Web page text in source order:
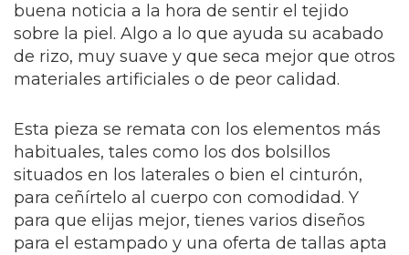
buena noticia a la hora de sentir el tejido
sobre la piel. Algo a lo que ayuda su acabado
de rizo, muy suave y que seca mejor que otros
materiales artificiales o de peor calidad.
Esta pieza se remata con los elementos más
habituales, tales como los dos bolsillos
situados en los laterales o bien el cinturón,
para ceñírtelo al cuerpo con comodidad. Y
para que elijas mejor, tienes varios diseños
para el estampado y una oferta de tallas apta